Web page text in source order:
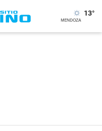
13°